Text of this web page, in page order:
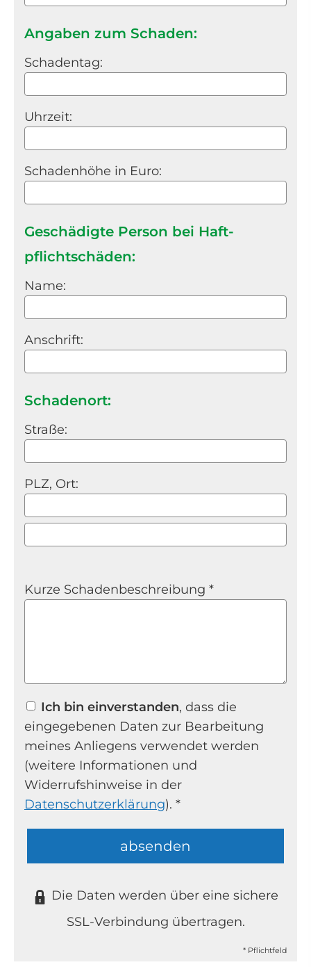
Angaben zum Schaden:
Schadentag:
Uhrzeit:
Schadenhöhe in Euro:
Geschädigte Person bei Haft­
pflichtschäden:
Name:
Anschrift:
Schadenort:
Straße:
PLZ, Ort:
Kurze Schadenbeschreibung *
Ich bin einverstanden, dass die
eingegebenen Daten zur Bearbeitung
meines Anliegens verwendet werden
(weitere Informationen und
Widerrufshinweise in der
Datenschutzerklärung). *
absenden
Die Daten werden über eine sichere
SSL-Verbindung übertragen.
* Pflichtfeld